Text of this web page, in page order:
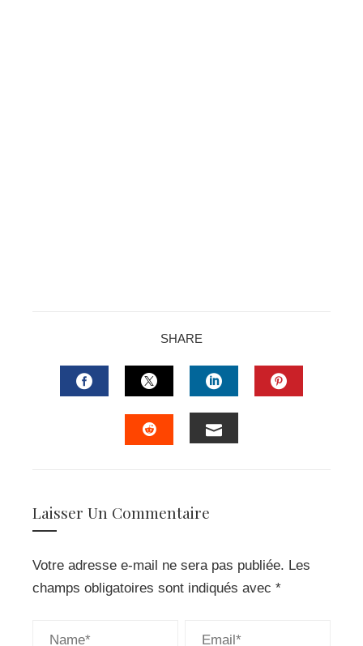
SHARE
FACEBOOKTWITTERLINKEDIN
Laisser Un Commentaire
Votre adresse e-mail ne sera pas publiée. Les
champs obligatoires sont indiqués avec *